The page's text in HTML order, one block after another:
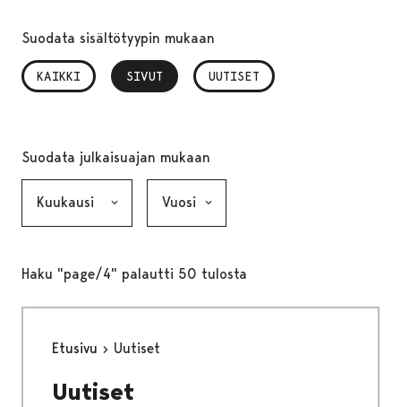
Suodata sisältötyypin mukaan
KAIKKI SIVUT
, VALITTU UUTISET
Suodata julkaisuajan mukaan
Haku "page/4" palautti 50 tulosta
Etusivu Uutiset
Uutiset